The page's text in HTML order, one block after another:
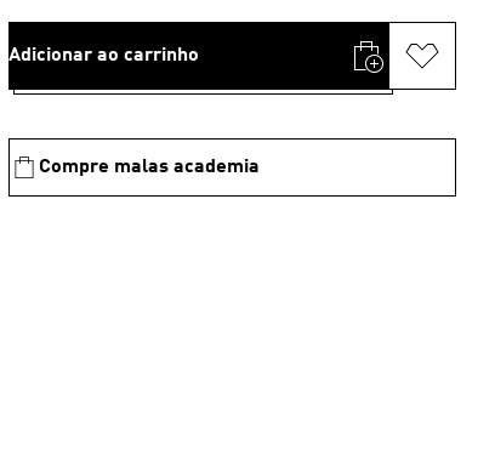
Adicionar ao carrinho
Compre malas academia